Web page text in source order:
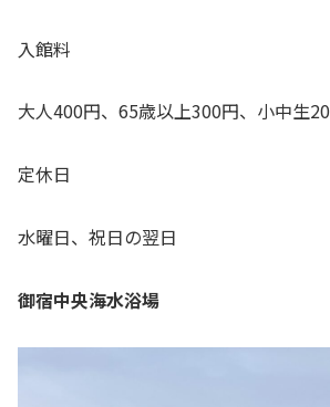
入館料
大人400円、65歳以上300円、小中生
定休日
水曜日、祝日の翌日
御宿中央海水浴場